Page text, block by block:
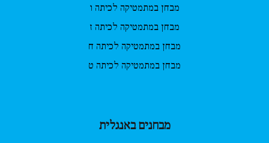
מבחן במתמטיקה לכיתה ו
מבחן במתמטיקה לכיתה ז
מבחן במתמטיקה לכיתה ח
מבחן במתמטיקה לכיתה ט
מבחנים באנגלית